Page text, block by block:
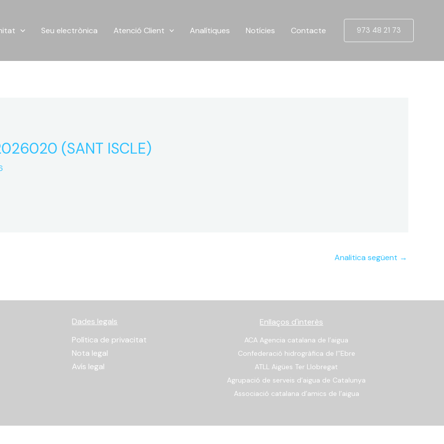
Seu electrònica Atenció Client Analítiques Notícies Contacte 973 48 21 73
(SANT ISCLE)
Analitica següent →
Dades legals
Política de privacitat
Nota legal
Avís legal
Enllaços d'interès
ACA Agencia catalana de l’aigua
Confederació hidrogràfica de l’’Ebre
ATLL Aigües Ter Llobregat
Agrupació de serveis d’aigua de Catalunya
Associació catalana d’amics de l’aigua